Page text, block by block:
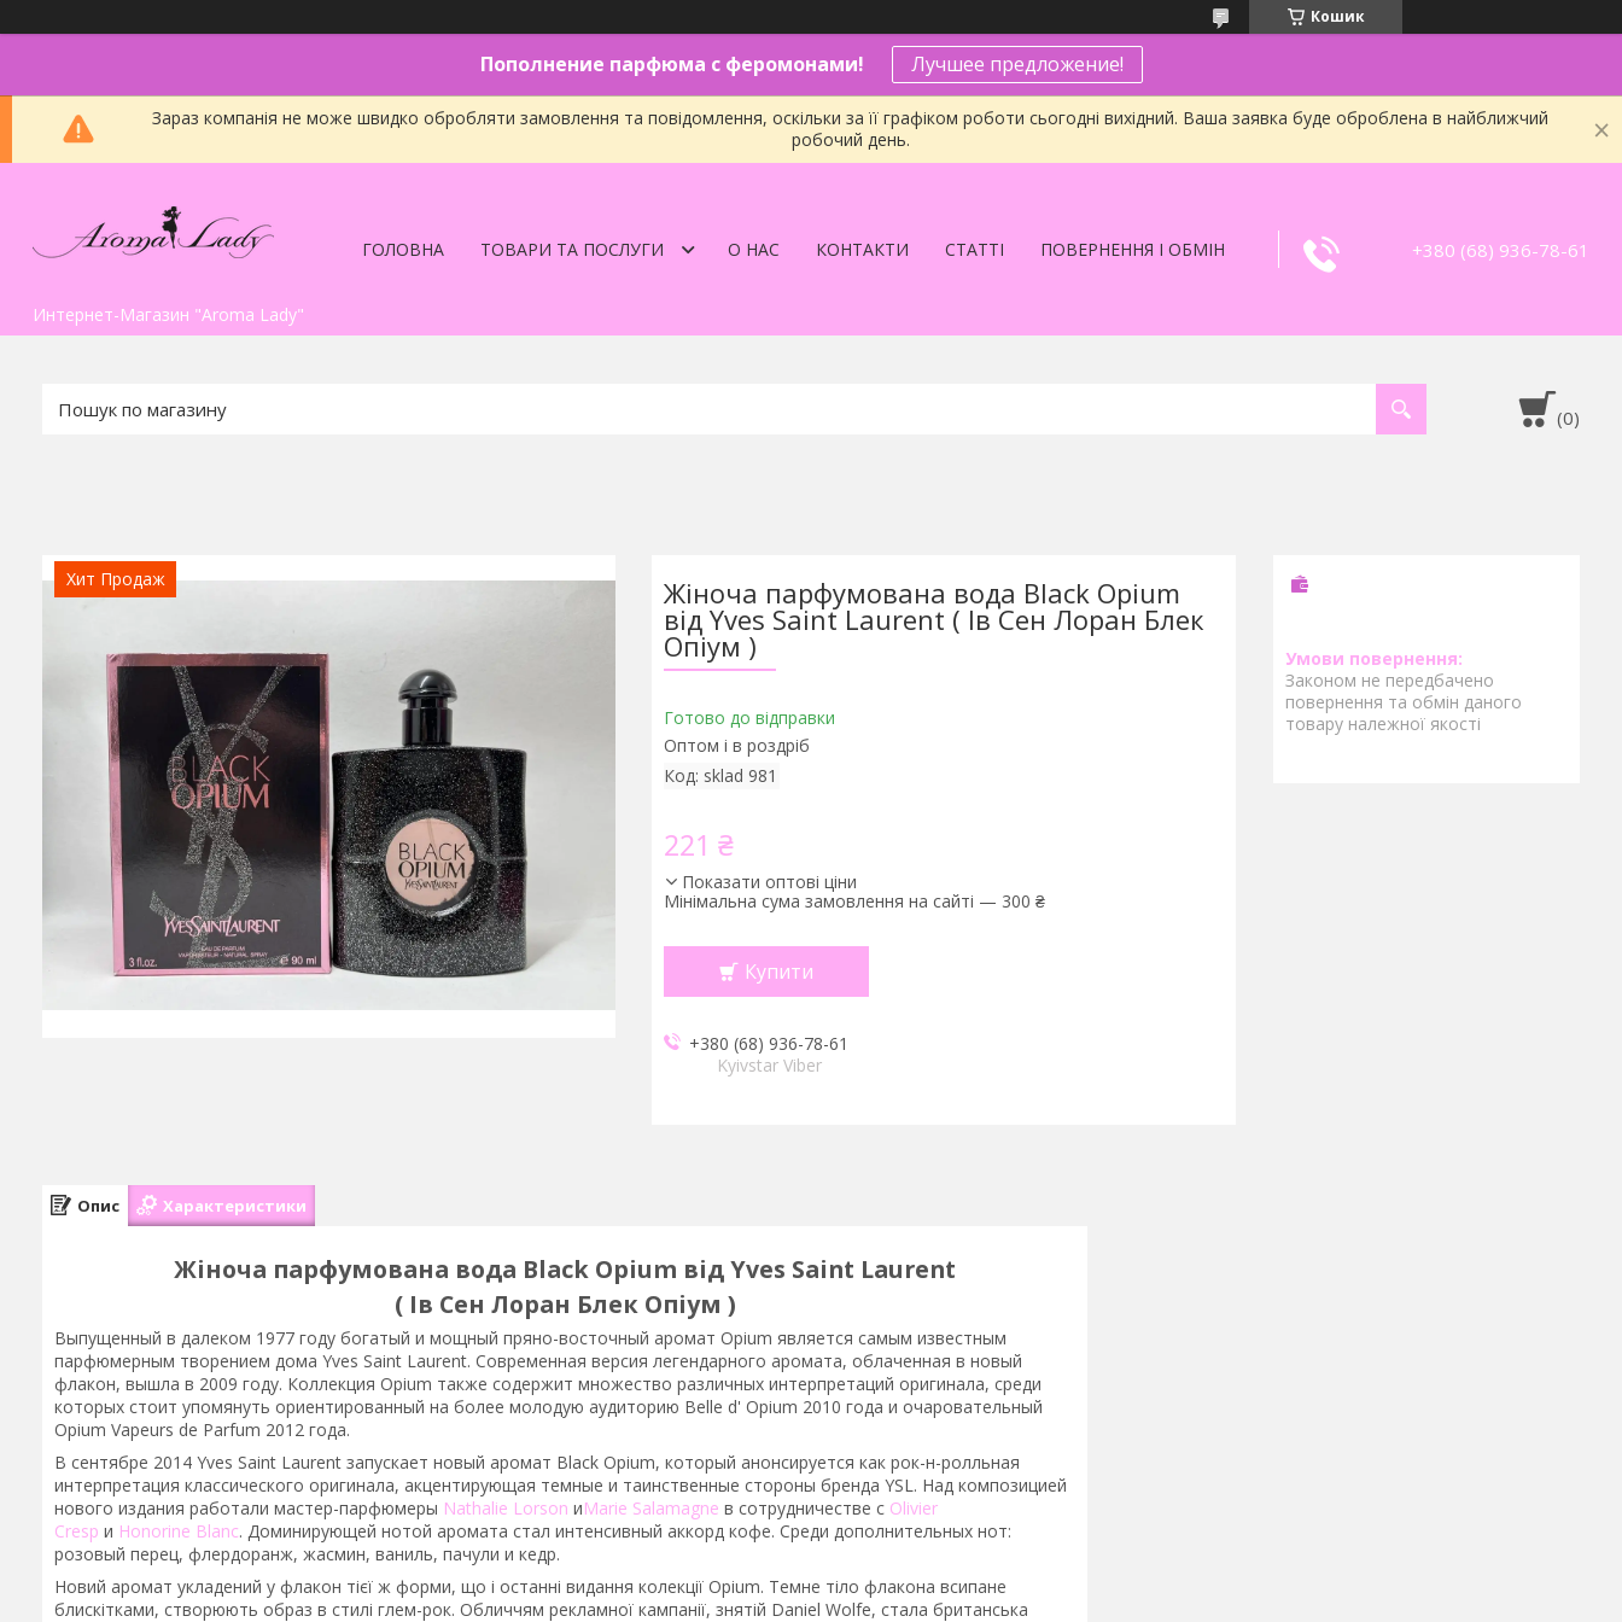
Кошик
Пополнение парфюма с феромонами! Лучшее предложение!
Зараз компанія не може швидко обробляти замовлення та повідомлення, оскільки за її графіком роботи сьогодні вихідний. Ваша заявка буде оброблена в найближчий
робочий день.
Интернет-Магазин "Aroma Lady"
ГОЛОВНА ТОВАРИ ТА ПОСЛУГИ О НАС КОНТАКТИ СТАТТІ ПОВЕРНЕННЯ І ОБМІН +380 (68) 936-78-61
Хит Продаж Жіноча парфумована вода Black Opium
від Yves Saint Laurent ( Ів Сен Лоран Блек
Опіум )
Готово до відправки
Оптом і в роздріб
Код: sklad 981
221 ₴
Показати оптові ціни
Мінімальна сума замовлення на сайті — 300 ₴
Купити
+380 (68) 936-78-61
Kyivstar Viber
Законом не передбачено
повернення та обмін даного
товару належної якості
Опис Характеристики
Жіноча парфумована вода Black Opium від Yves Saint Laurent
( Ів Сен Лоран Блек Опіум )
Выпущенный в далеком 1977 году богатый и мощный пряно-восточный аромат Opium является самым известным
парфюмерным творением дома Yves Saint Laurent. Современная версия легендарного аромата, облаченная в новый
флакон, вышла в 2009 году. Коллекция Opium также содержит множество различных интерпретаций оригинала, среди
которых стоит упомянуть ориентированный на более молодую аудиторию Belle d' Opium 2010 года и очаровательный
Opium Vapeurs de Parfum 2012 года.
В сентябре 2014 Yves Saint Laurent запускает новый аромат Black Opium, который анонсируется как рок-н-ролльная
интерпретация классического оригинала, акцентирующая темные и таинственные стороны бренда YSL. Над композицией
нового издания работали мастер-парфюмеры Nathalie Lorson иMarie Salamagne в сотрудничестве с Olivier
Cresp и Honorine Blanc. Доминирующей нотой аромата стал интенсивный аккорд кофе. Среди дополнительных нот:
розовый перец, флердоранж, жасмин, ваниль, пачули и кедр.
Новий аромат укладений у флакон тієї ж форми, що і останні видання колекції Opium. Темне тіло флакона всипане
блискітками, створюють образ в стилі глем-рок. Обличчям рекламної кампанії, знятій Daniel Wolfe, стала британська